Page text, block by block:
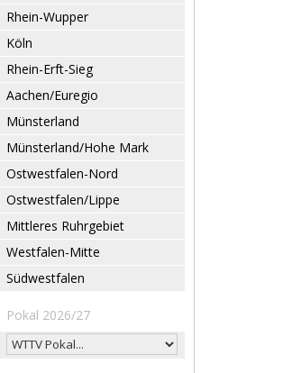
Rhein-Wupper
Köln
Rhein-Erft-Sieg
Aachen/Euregio
Münsterland
Münsterland/Hohe Mark
Ostwestfalen-Nord
Ostwestfalen/Lippe
Mittleres Ruhrgebiet
Westfalen-Mitte
Südwestfalen
Pokal 2026/27